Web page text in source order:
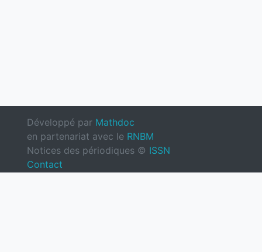
Développé par Mathdoc
en partenariat avec le RNBM
Notices des périodiques © ISSN
Contact